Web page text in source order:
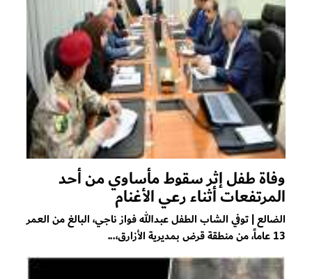
وفاة طفل إثر سقوط مأساوي من أحد
المرتفعات أثناء رعي الأغنام
الضالع | توفي الشاب الطفل عبدالله فواز ناجي، البالغ من العمر
13 عاماً، من منطقة قرض بمديرية الأزارق،...